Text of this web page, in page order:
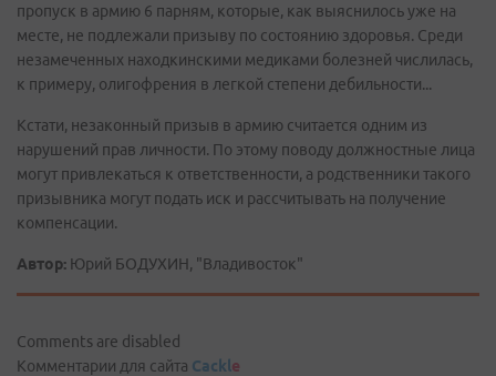
пропуск в армию 6 парням, которые, как выяснилось уже на
месте, не подлежали призыву по состоянию здоровья. Среди
незамеченных находкинскими медиками болезней числилась,
к примеру, олигофрения в легкой степени дебильности...
Кстати, незаконный призыв в армию считается одним из
нарушений прав личности. По этому поводу должностные лица
могут привлекаться к ответственности, а родственники такого
призывника могут подать иск и рассчитывать на получение
компенсации.
Автор: Юрий БОДУХИН, "Владивосток"
Comments are disabled
Комментарии для сайта Cackle